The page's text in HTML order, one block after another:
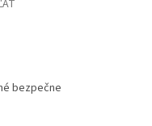
bezpečne